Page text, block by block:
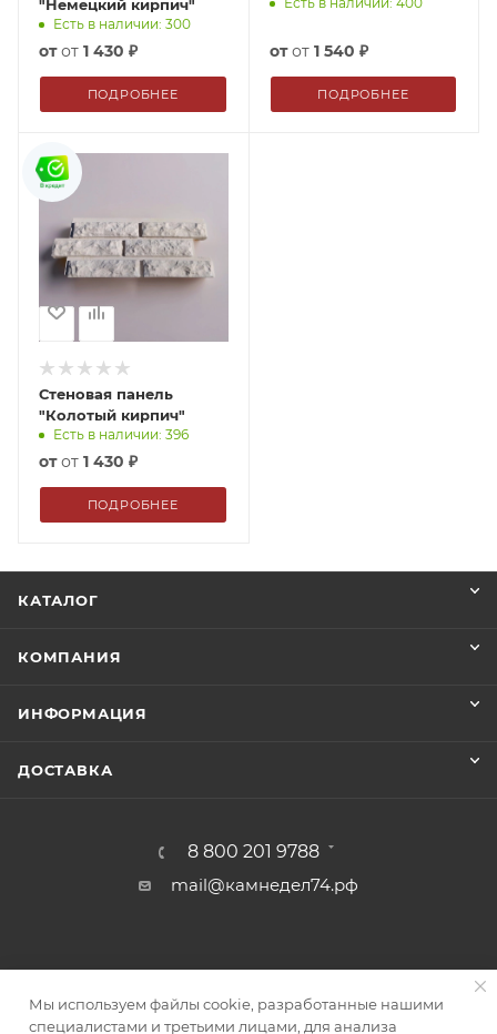
"Немецкий кирпич"
Есть в наличии: 300
от 1 430 ₽
ПОДРОБНЕЕ
от 1 540 ₽
ПОДРОБНЕЕ
Стеновая панель
"Колотый кирпич"
Есть в наличии: 396
от 1 430 ₽
ПОДРОБНЕЕ
КАТАЛОГ
КОМПАНИЯ
ИНФОРМАЦИЯ
ДОСТАВКА
8 800 201 9788
mail@камнедел74.рф
Мы используем файлы cookie, разработанные нашими
специалистами и третьими лицами, для анализа